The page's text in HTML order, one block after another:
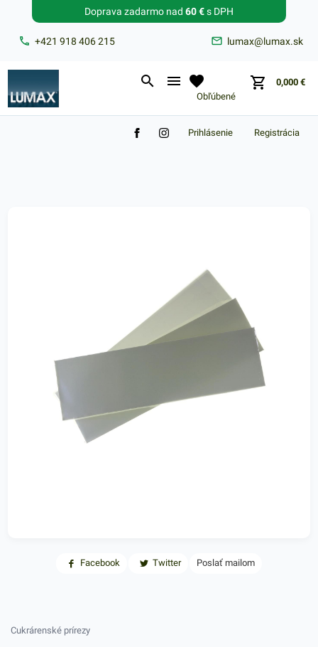
+421 918 406 215 lumax@lumax.sk
Doprava zadarmo nad 60 €s DPH
Obľúbené
0,000 €
Zabudnuté heslo?
Registrácia
Prihlásenie
Facebook Twitter Poslať mailom
Cukrárenské prírezy